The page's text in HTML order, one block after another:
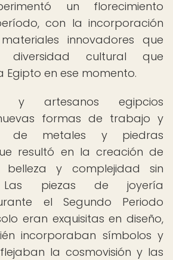
un florecimiento
con la incorporación
innovadores que
diversidad cultural que
en ese momento.
y artesanos egipcios
formas de trabajo y
de metales y piedras
resultó en la creación de
y complejidad sin
Las piezas de joyería
el Segundo Periodo
eran exquisitas en diseño,
incorporaban símbolos y
la cosmovisión y las